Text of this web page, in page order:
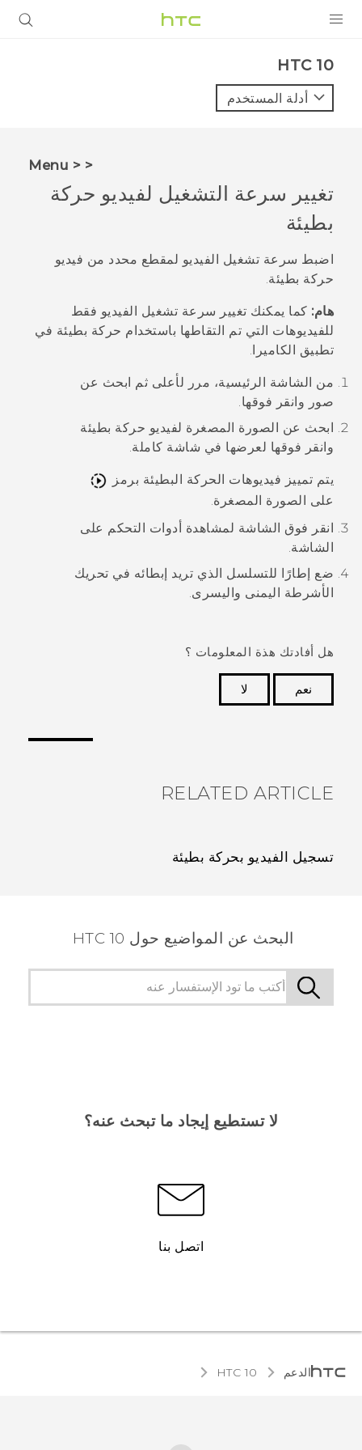
VIVE
VIVERSE
البرامج + التطبيقات
الدعم
HTC 10‎
أدلة المستخدم
< < Menu
تغيير سرعة التشغيل لفيديو حركة
بطيئة
اضبط سرعة تشغيل الفيديو لمقطع محدد من فيديو
حركة بطيئة.
هام: كما يمكنك تغيير سرعة تشغيل الفيديو فقط
للفيديوهات التي تم التقاطها باستخدام حركة بطيئة في
تطبيق
الكاميرا .
من الشاشة الرئيسية، مرر لأعلى ثم ابحث عن
صور وانقر فوقها.
ابحث عن الصورة المصغرة لفيديو حركة بطيئة
وانقر فوقها لعرضها في شاشة كاملة.
يتم تمييز فيديوهات الحركة البطيئة برمز
على الصورة المصغرة.
انقر فوق الشاشة لمشاهدة أدوات التحكم على
الشاشة.
ضع إطارًا للتسلسل الذي تريد إبطائه في تحريك
الأشرطة اليمنى واليسرى.
هل أفادتك هذة المعلومات ؟
نعم
لا
RELATED ARTICLE
تسجيل الفيديو بحركة بطيئة
البحث عن المواضيع حول HTC 10
لا تستطيع إيجاد ما تبحث عنه؟
اتصل بنا
الدعم HTC 10‎